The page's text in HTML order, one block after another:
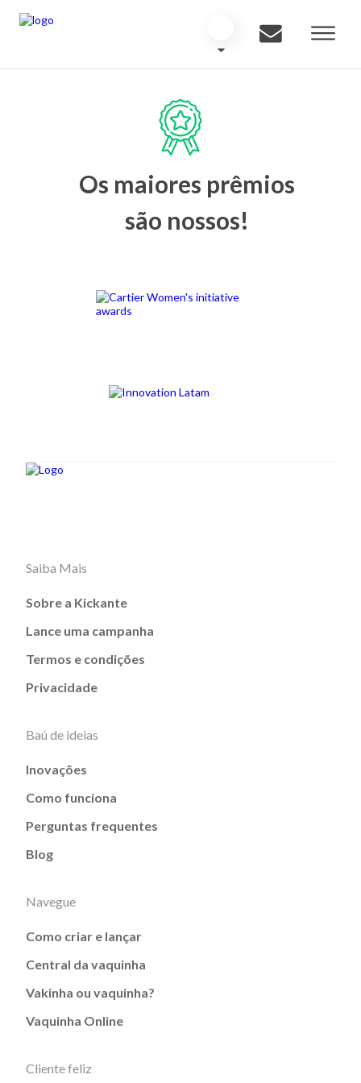
Os maiores prêmios
são nossos!
Saiba Mais
Sobre a Kickante
Lance uma campanha
Termos e condições
Privacidade
Baú de ideias
Inovações
Como funciona
Perguntas frequentes
Blog
Navegue
Como criar e lançar
Central da vaquinha
Vakinha ou vaquinha?
Vaquinha Online
Cliente feliz